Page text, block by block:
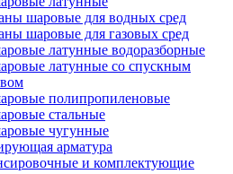
шаровые для водных сред
шаровые для газовых сред
латунные водоразборные
латунные со спускным
полипропиленовые
стальные
чугунные
арматура
и комплектующие